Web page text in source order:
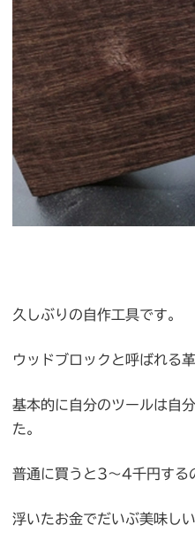
久しぶりの自作工具です。
ウッドブロックと呼ばれる
基本的に自分のツールは自
た。
普通に買うと3～4千円する
浮いたお金でだいぶ美味し